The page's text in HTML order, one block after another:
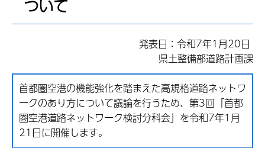
ついて
発表日：令和7年1月20日
県土整備部道路計画課
首都圏空港の機能強化を踏まえた高規格道路ネットワ
ークのあり方について議論を行うため、第3回「首都
圏空港道路ネットワーク検討分科会」を令和7年1月
21日に開催します。